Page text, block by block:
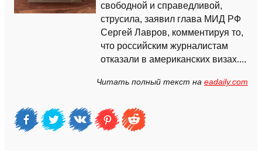
свободной и справедливой,
струсила, заявил глава МИД РФ
Сергей Лавров, комментируя то,
что российским журналистам
отказали в американских визах....
Читать полный текст на eadaily.com